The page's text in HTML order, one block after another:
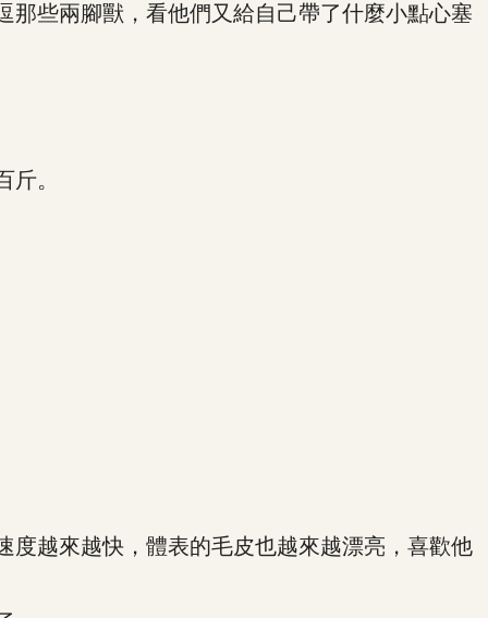
些兩腳獸，看他們又給自己帶了什麼小點心塞
。
越來越快，體表的毛皮也越來越漂亮，喜歡他